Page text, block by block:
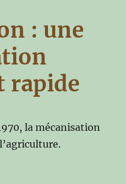
: une
rapide
la mécanisation